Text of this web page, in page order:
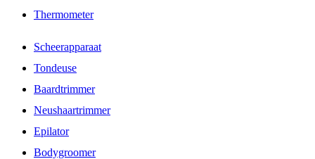
Thermometer
Scheerapparaat
Tondeuse
Baardtrimmer
Neushaartrimmer
Epilator
Bodygroomer